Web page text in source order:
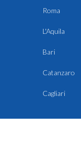
Roma
L'Aquila
Bari
Catanzaro
Cagliari